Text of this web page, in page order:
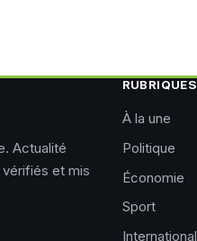
Actualité
et mis
RUBRIQUES
À la une
Politique
Économie
Sport
International